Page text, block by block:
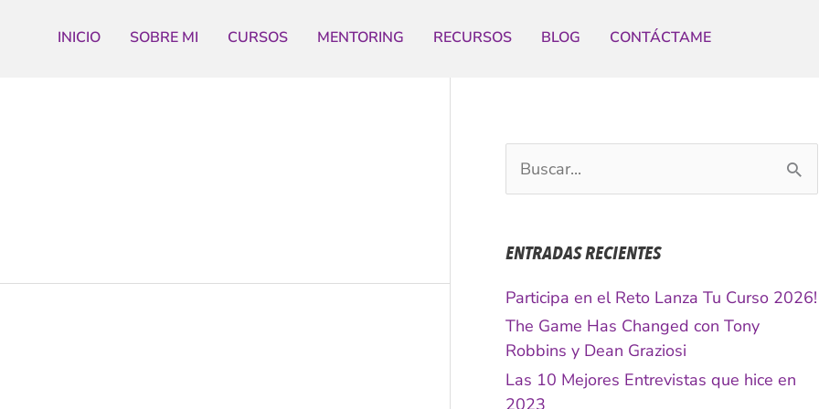
INICIO SOBRE MI CURSOS MENTORING RECURSOS BLOG CONTÁCTAME
u
c
r
p
o
:
ENTRADAS RECIENTES
Participa en el Reto Lanza Tu Curso 2026!
The Game Has Changed con Tony
Robbins y Dean Graziosi
Las 10 Mejores Entrevistas que hice en
2023